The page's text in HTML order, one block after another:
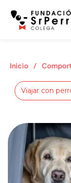
Inicio /
Viajar con